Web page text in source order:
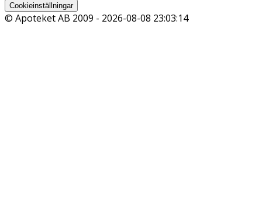
Cookieinställningar
© Apoteket AB 2009 - 2026-08-08 23:03:14